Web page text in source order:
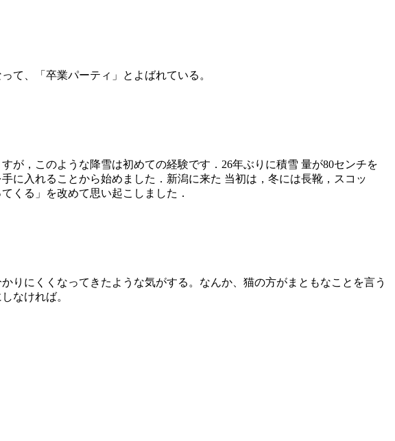
て、「卒業パーティ」とよばれている。
が，このような降雪は初めての経験です．26年ぶりに積雪 量が80センチを
に入れることから始めました．新潟に来た 当初は，冬には長靴，スコッ
くる」を改めて思い起こしました．
りにくくなってきたような気がする。なんか、猫の方がまともなことを言う
なければ。